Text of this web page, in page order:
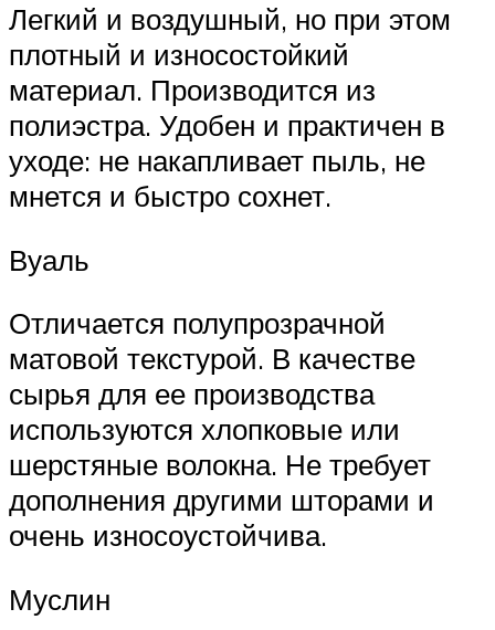
Легкий и воздушный, но при этом
плотный и износостойкий
материал. Производится из
полиэстра. Удобен и практичен в
уходе: не накапливает пыль, не
мнется и быстро сохнет.
Вуаль
Отличается полупрозрачной
матовой текстурой. В качестве
сырья для ее производства
используются хлопковые или
шерстяные волокна. Не требует
дополнения другими шторами и
очень износоустойчива.
Муслин